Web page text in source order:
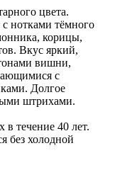
цвета.
нотками тёмного
корицы,
Вкус яркий,
вишни,
с
Долгое
штрихами.
течение 40 лет.
без холодной